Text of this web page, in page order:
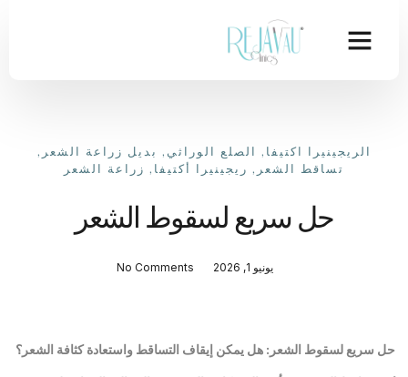
الريجينيرا اكتيفا , الصلع الوراثي , بديل زراعة الشعر ,
تساقط الشعر , ريجينيرا أكتيفا , زراعة الشعر
حل سريع لسقوط الشعر
يونيو 1, 2026 No Comments
حل سريع لسقوط الشعر: هل يمكن إيقاف التساقط واستعادة كثافة الشعر؟